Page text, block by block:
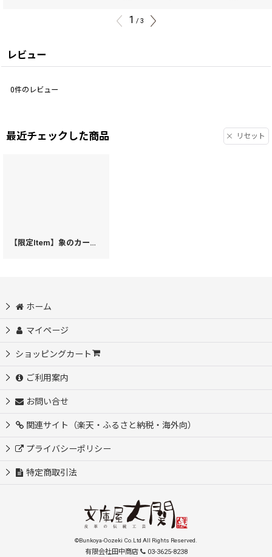
1 / 3
レビュー
0件のレビュー
最近チェックした商品 リセット
【限定Item】象のカーニバル 両面文庫革のパスカードホルダー［t］
ホーム
マイページ
ショッピングカート
ご利用案内
お問い合せ
関連サイト（楽天・ふるさと納税・海外向）
プライバシーポリシー
特定商取引法
©Bunkoya-Oozeki Co.Ltd All Rights Reserved.
有限会社田中商店 03-3625-8238